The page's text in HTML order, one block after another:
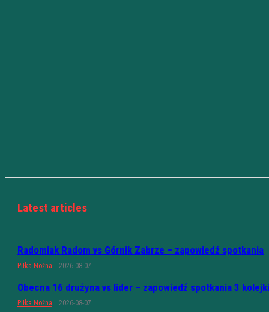
Latest articles
Radomiak Radom vs Górnik Zabrze – zapowiedź spotkania
Piłka Nożna 2026-08-07
Obecna 16 drużyna vs lider – zapowiedź spotkania 3 kolejki
Piłka Nożna 2026-08-07